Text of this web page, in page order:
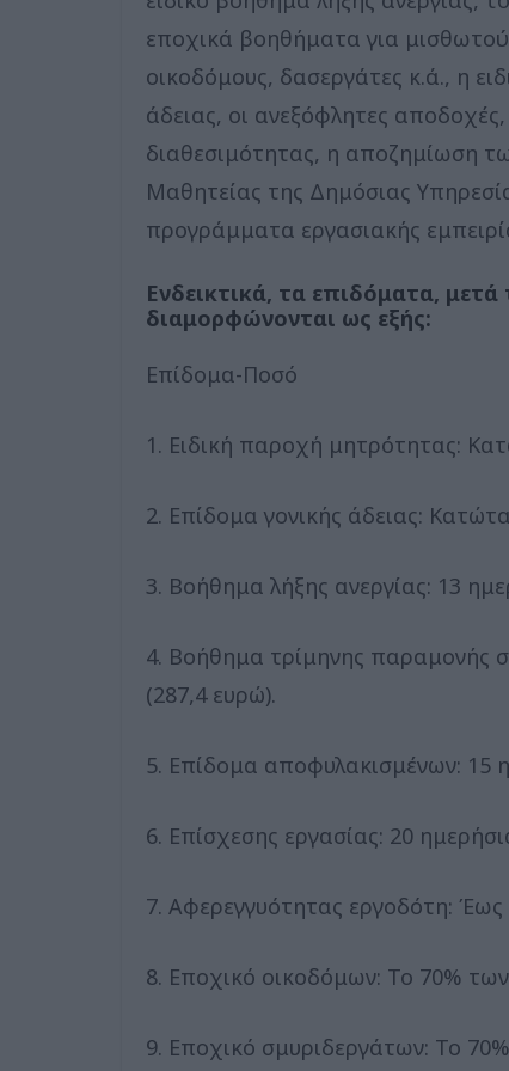
εποχικά βοηθήματα για
οικοδόμους, δασεργάτες κ.ά., η
άδειας, οι ανεξόφλητες
διαθεσιμότητας, η αποζημίωση
Μαθητείας της Δημόσιας
προγράμματα εργασιακής
Ενδεικτικά, τα επιδόματα,
διαμορφώνονται ως εξής:
Επίδομα-Ποσό
1. Ειδική παροχή μητρότητας:
2. Επίδομα γονικής άδειας:
3. Βοήθημα λήξης ανεργίας: 13
4. Βοήθημα τρίμηνης παραμονής
(287,4 ευρώ).
5. Επίδομα αποφυλακισμένων: 15
6. Επίσχεσης εργασίας: 20
7. Αφερεγγυότητας εργοδότη: Έως
8. Εποχικό οικοδόμων: Το 70%
9. Εποχικό σμυριδεργάτων: Το